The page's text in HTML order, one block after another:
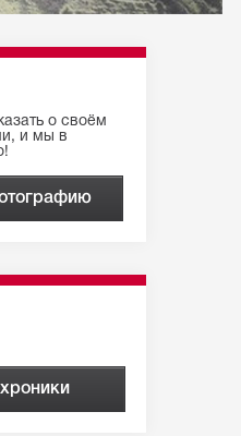
о своём
и мы в